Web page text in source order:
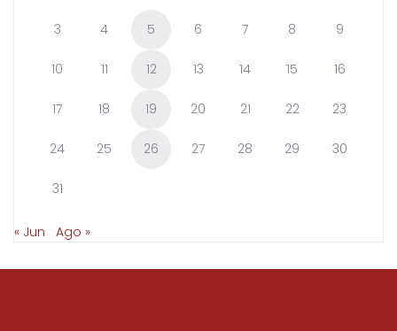
3 4 5 6 7 8 9
10 11 12 13 14 15 16
17 18 19 20 21 22 23
24 25 26 27 28 29 30
31
« Jun Ago »